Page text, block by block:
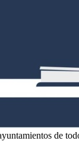
de